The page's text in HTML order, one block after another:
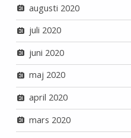
augusti 2020
juli 2020
juni 2020
maj 2020
april 2020
mars 2020